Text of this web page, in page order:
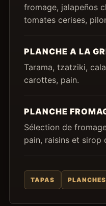
fromage, jalapeños
tomates cerises,
PLANCHE A LA
Tarama, tzatziki,
carottes, pain.
PLANCHE
Sélection de
pain, raisins et sirop
TAPAS PLANCHES